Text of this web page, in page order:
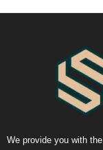
We provide you with